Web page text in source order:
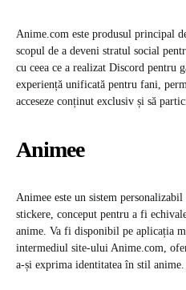
Anime.com este produsul principal
scopul de a deveni stratul social
cu ceea ce a realizat Discord pentru
experiență unificată pentru fani,
acceseze conținut exclusiv și să
Animee
Animee este un sistem
stickere, conceput pentru a fi
anime. Va fi disponibil pe aplicația
intermediul site-ului Anime.com,
a-și exprima identitatea în stil anime.